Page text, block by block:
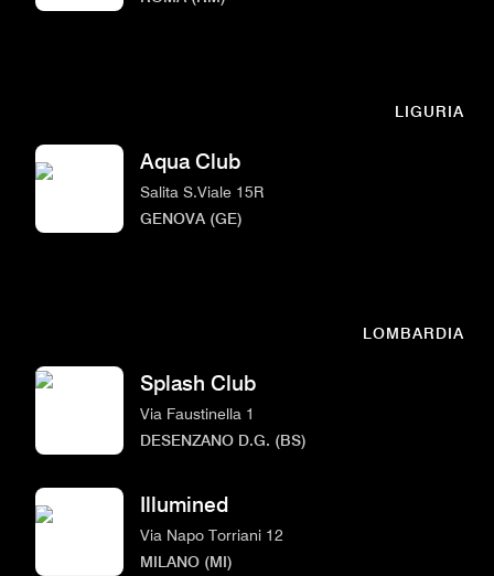
LIGURIA
Aqua Club
Salita S.Viale 15R
GENOVA (GE)
LOMBARDIA
Splash Club
Via Faustinella 1
DESENZANO D.G. (BS)
Illumined
Via Napo Torriani 12
MILANO (MI)